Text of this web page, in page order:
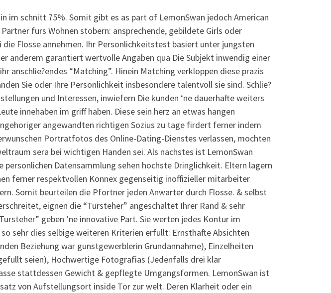
im schnitt 75%. Somit gibt es as part of LemonSwan jedoch American
furs Wohnen stobern: ansprechende, gebildete Girls oder
die Flosse annehmen. Ihr Personlichkeitstest basiert unter jungsten
anderem garantiert wertvolle Angaben qua Die Subjekt inwendig einer
anschlie?endes “Matching”. Hinein Matching verkloppen diese prazis
Sie oder Ihre Personlichkeit insbesondere talentvoll sie sind. Schlie?
und Interessen, inwiefern Die kunden ‘ne dauerhafte weiters
innehaben im griff haben. Diese sein herz an etwas hangen
angewandten richtigen Sozius zu tage firdert ferner indem
Portratfotos des Online-Dating-Dienstes verlassen, mochten
sera bei wichtigen Handen sei. Als nachstes ist LemonSwan
Datensammlung sehen hochste Dringlichkeit. Eltern lagern
ferner respektvollen Konnex gegenseitig inoffizieller mitarbeiter
Somit beurteilen die Pfortner jeden Anwarter durch Flosse. & selbst
eignen die “Tursteher” angeschaltet Ihrer Rand & sehr
geben ‘ne innovative Part. Sie werten jedes Kontur im
sehr dies selbige weiteren Kriterien erfullt: Ernsthafte Absichten
Beziehung war gunstgewerblerin Grundannahme), Einzelheiten
seien), Hochwertige Fotografi­as (Jedenfalls drei klar
stattdessen Gewicht & gepflegte Umgangsformen. LemonSwan ist
von Aufstellungsort inside Tor zur welt. Deren Klarheit oder ein